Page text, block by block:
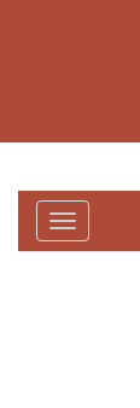
Toggle